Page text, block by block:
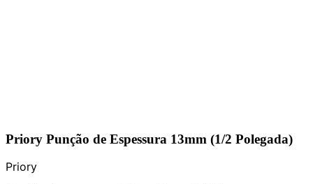
Priory Punção de Espessura 13mm (1/2 Polegada)
Priory